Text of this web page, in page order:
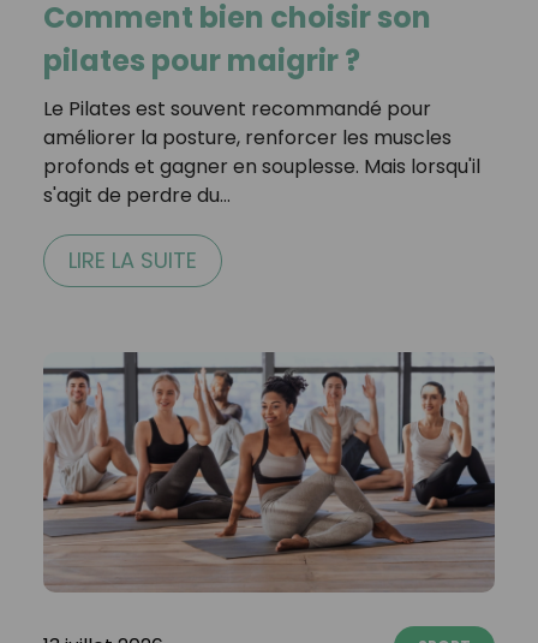
Comment bien choisir son
pilates pour maigrir ?
Le Pilates est souvent recommandé pour
améliorer la posture, renforcer les muscles
profonds et gagner en souplesse. Mais lorsqu'il
s'agit de perdre du…
LIRE LA SUITE